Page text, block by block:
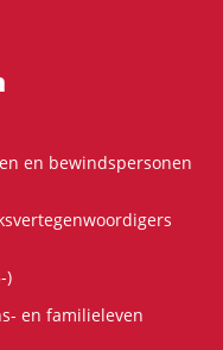
en bewindspersonen
)
en familieleven